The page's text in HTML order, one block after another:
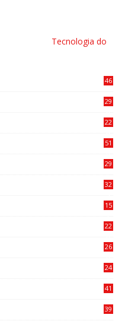
Tecnologia do
46
29
22
51
29
32
15
22
26
24
41
39